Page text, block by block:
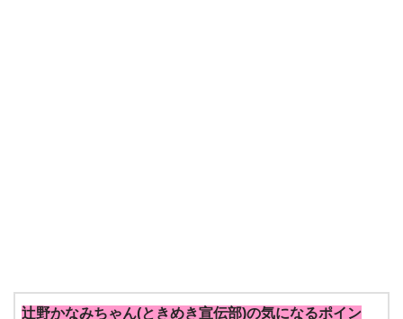
辻野かなみちゃん(ときめき宣伝部)の気になるポイン